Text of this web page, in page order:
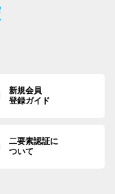
新規会員
登録ガイド
二要素認証に
ついて